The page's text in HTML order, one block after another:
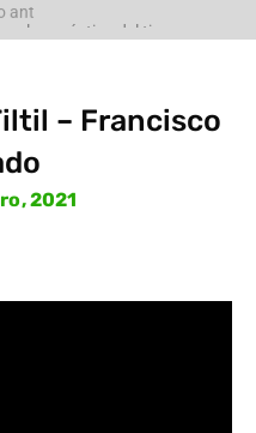
ant
– Francisco
2021